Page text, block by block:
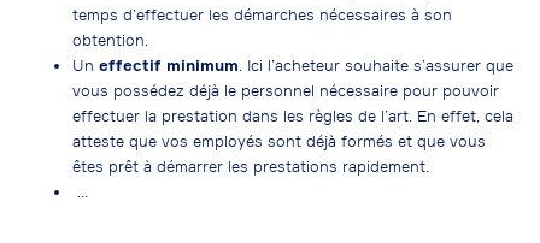
temps d’effectuer les démarches nécessaires à son
obtention.
Un effectif minimum. Ici l’acheteur souhaite s’assurer que
vous possédez déjà le personnel nécessaire pour pouvoir
effectuer la prestation dans les règles de l’art. En effet, cela
atteste que vos employés sont déjà formés et que vous
êtes prêt à démarrer les prestations rapidement.
…